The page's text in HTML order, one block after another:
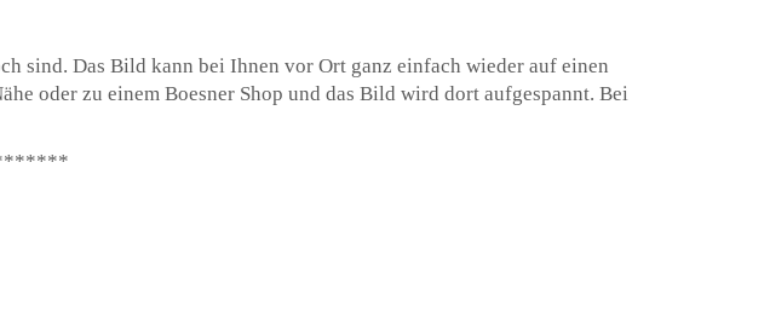
sind. Das Bild kann bei Ihnen vor Ort ganz einfach wieder auf einen
oder zu einem Boesner Shop und das Bild wird dort aufgespannt. Bei